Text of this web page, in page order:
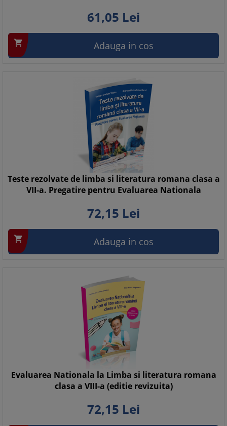
61,05 Lei
 Adauga in cos
Teste rezolvate de limba si literatura romana clasa a
VII-a. Pregatire pentru Evaluarea Nationala
72,15 Lei
 Adauga in cos
Evaluarea Nationala la Limba si literatura romana
clasa a VIII-a (editie revizuita)
72,15 Lei